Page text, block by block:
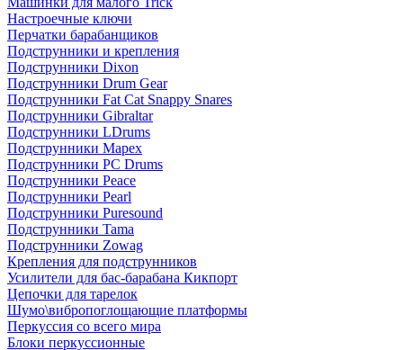
Настроечные ключи
Перчатки барабанщиков
Подструнники и крепления
Подструнники Dixon
Подструнники Drum Gear
Подструнники Fat Cat Snappy Snares
Подструнники Gibraltar
Подструнники LDrums
Подструнники Mapex
Подструнники PC Drums
Подструнники Peace
Подструнники Pearl
Подструнники Puresound
Подструнники Tama
Подструнники Zowag
Крепления для подструнников
Усилители для бас-барабана Кикпорт
Цепочки для тарелок
Шумо\вибропоглощающие платформы
Перкуссия со всего мира
Блоки перкуссионные